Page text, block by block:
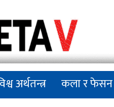
अर्थतन्त्र कला र फेसन